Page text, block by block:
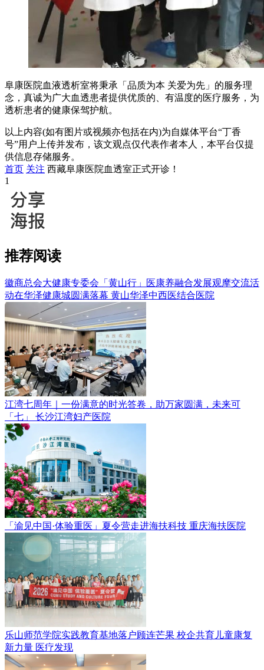
阜康医院血液透析室将秉承「品质为本 关爱为先」的服务理
念，真诚为广大血透患者提供优质的、有温度的医疗服务，为
透析患者的健康保驾护航。
以上内容(如有图片或视频亦包括在内)为自媒体平台“丁香
号”用户上传并发布，该文观点仅代表作者本人，本平台仅提
供信息存储服务。
首页 关注 西藏阜康医院血透室正式开诊！
1
推荐阅读
徽商总会大健康专委会「黄山行」医康养融合发展观摩交流活
动在华泽健康城圆满落幕 黄山华泽中西医结合医院
江湾七周年｜一份满意的时光答卷，助万家圆满，未来可
「七」 长沙江湾妇产医院
「渝见中国·体验重医」夏令营走进海扶科技 重庆海扶医院
乐山师范学院实践教育基地落户顾连芒果 校企共育儿童康复
新力量 医疗发现